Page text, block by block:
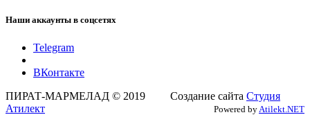
Наши аккаунты в соцсетях
Telegram
ВКонтакте
ПИРАТ-МАРМЕЛАД © 2019 Создание сайта Студия
Атилект
Powered by Atilekt.NET